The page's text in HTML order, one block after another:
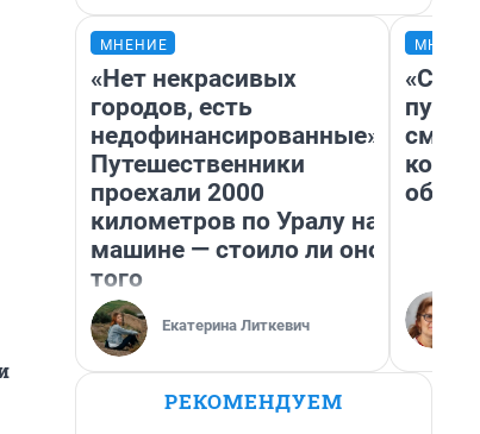
МНЕНИЕ
«Нет некрасивых
городов, есть
недофинансированные».
Путешественники
проехали 2000
километров по Уралу на
машине — стоило ли оно
того
Екатерина Литкевич
РЕКОМЕНДУЕМ